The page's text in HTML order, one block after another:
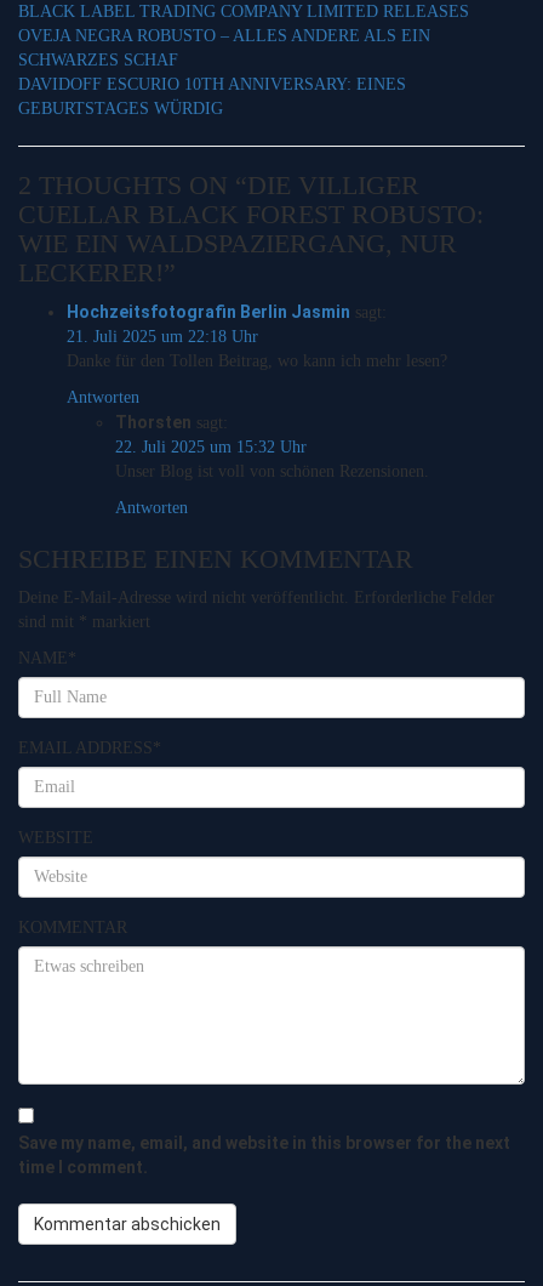
BLACK LABEL TRADING COMPANY LIMITED RELEASES
OVEJA NEGRA ROBUSTO – ALLES ANDERE ALS EIN
SCHWARZES SCHAF
DAVIDOFF ESCURIO 10TH ANNIVERSARY: EINES
GEBURTSTAGES WÜRDIG
2 THOUGHTS ON “DIE VILLIGER
CUELLAR BLACK FOREST ROBUSTO:
WIE EIN WALDSPAZIERGANG, NUR
LECKERER!”
Hochzeitsfotografin Berlin Jasmin sagt:
21. Juli 2025 um 22:18 Uhr
Danke für den Tollen Beitrag, wo kann ich mehr lesen?
Antworten
Thorsten sagt:
22. Juli 2025 um 15:32 Uhr
Unser Blog ist voll von schönen Rezensionen.
Antworten
SCHREIBE EINEN KOMMENTAR
Deine E-Mail-Adresse wird nicht veröffentlicht.
Erforderliche Felder
sind mit * markiert
NAME *
EMAIL ADDRESS*
WEBSITE
KOMMENTAR
Save my name, email, and website in this browser for the next
time I comment.